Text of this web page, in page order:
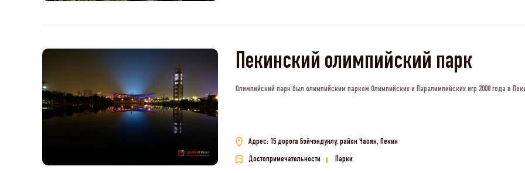
Пекинский олимпийский парк
Олимпийский парк был олимпийским парком Олимпийских и Паралимпийских игр 2008 года в
Адрес: 15 дорога Бэйчэндунлу, район Чаоян, Пекин
Достопримечательности Парки